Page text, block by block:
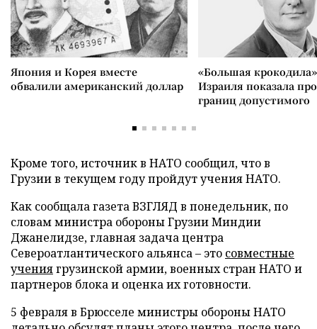
Япония и Корея вместе
обвалили американский доллар
«Большая
Израиля показала
границ допустимого
Кроме того, источник в НАТО сообщил, что в
Грузии в текущем году пройдут учения НАТО.
Как сообщала газета ВЗГЛЯД в понедельник, по
словам министра обороны Грузии Миндии
Джанелидзе, главная задача центра
Североатлантического альянса – это совместные
учениягрузинской армии, военных стран НАТО и
партнеров блока и оценка их готовности.
5 февраля в Брюсселе министры обороны НАТО